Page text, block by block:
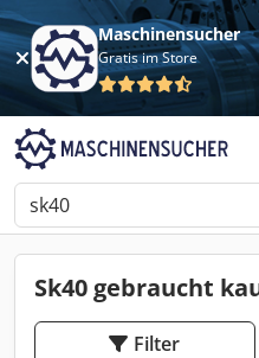
Maschinensucher
Gratis im Store
Sk40 gebraucht
Filter